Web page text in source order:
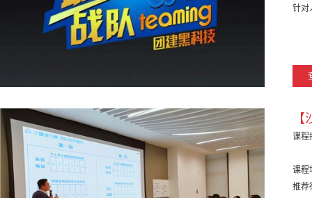
针对
课程
课程
推荐